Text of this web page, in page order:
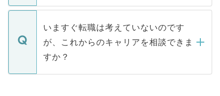
関を公にしてしまうと、応募が殺到する場
に、医療機関が求める条件に合った人材の
みを人材紹介会社に依頼するケースが増え
ています。
定を承諾する必要はありません。内定先へ
の辞退の連絡はキャリアパートナーが行い
個人情報が漏えいすることはありませんの
で、ご安心ください。当サイトからの登録
などで収集したご登録者様の個人情報は、
ご本人のキャリアアップおよび転職活動の
支援を目的に使用いたします。お預かりし
ているすべての個人データはご本人の許可
いますぐ転職は考えていないのです
が、これからのキャリアを相談できま
すか？